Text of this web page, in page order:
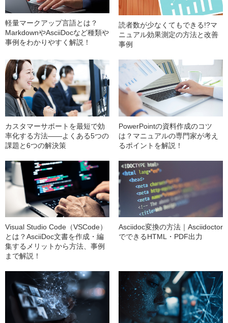
軽量マークアップ言語とは？
MarkdownやAsciiDocなど種類や
事例をわかりやすく解説！
読者数が少なくてもできる!?マ
ニュアル効果測定の方法と改善
事例
カスタマーサポートを最短で効
率化する方法——よくある5つの
課題と6つの解決策
PowerPointの資料作成のコツ
は？マニュアルの専門家が考え
るポイントを解説！
Visual Studio Code（VSCode）
とは？AsciiDoc文書を作成・編
集するメリットから方法、事例
まで解説！
Asciidoc変換の方法｜Asciidoctor
でできるHTML・PDF出力